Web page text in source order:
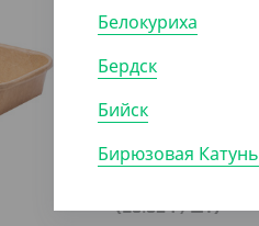
Белокуриха
Бердск
Бийск
Бирюзовая Катунь